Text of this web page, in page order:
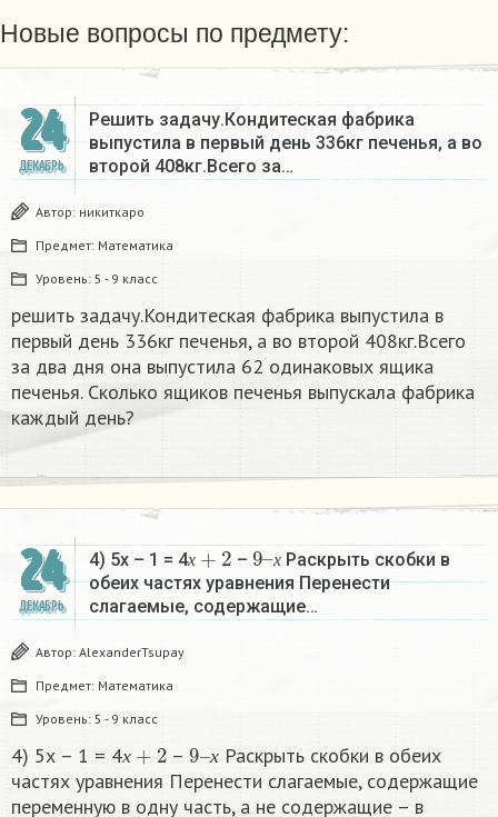
Новые вопросы по предмету:
24
ДЕКАБРЬ
Решить задачу.Кондитеская фабрика
выпустила в первый день 336кг печенья, а во
второй 408кг.Всего за…
Автор: никиткаро
Предмет: Математика
Уровень: 5 - 9 класс
решить задачу.Кондитеская фабрика выпустила в
первый день 336кг печенья, а во второй 408кг.Всего
за два дня она выпустила 62 одинаковых ящика
печенья. Сколько ящиков печенья выпускала фабрика
каждый день?
24
ДЕКАБРЬ
4) 5х – 1 = 4х
х+2
– х
9–
х
Раскрыть скобки в
обеих частях уравнения Перенести
слагаемые, содержащие…
Автор: AlexanderTsupay
Предмет: Математика
Уровень: 5 - 9 класс
4) 5х – 1 = 4х – х
9
х
Раскрыть скобки в обеих
частях уравнения Перенести слагаемые, содержащие
переменную в одну часть, а не содержащие – в